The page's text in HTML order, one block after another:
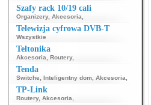
Szafy rack 10/19 cali
Organizery, Akcesoria
Telewizja cyfrowa DVB-T
Wszystkie
Teltonika
Akcesoria Routery,
Tenda
Switche Inteligentny dom Akcesoria
TP-Link
Routery, Akcesoria